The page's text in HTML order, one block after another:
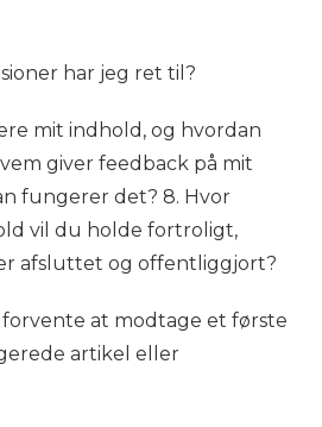
har jeg ret til?
mit indhold, og hvordan
giver feedback på mit
fungerer det? 8. Hvor
vil du holde fortroligt,
afsluttet og offentliggjort?
forvente at modtage et første
artikel eller